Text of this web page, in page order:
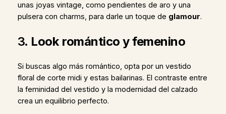
unas joyas vintage, como pendientes de aro y una
pulsera con charms, para darle un toque de glamour.
3. Look romántico y femenino
Si buscas algo más romántico, opta por un vestido
floral de corte midi y estas bailarinas. El contraste entre
la feminidad del vestido y la modernidad del calzado
crea un equilibrio perfecto.